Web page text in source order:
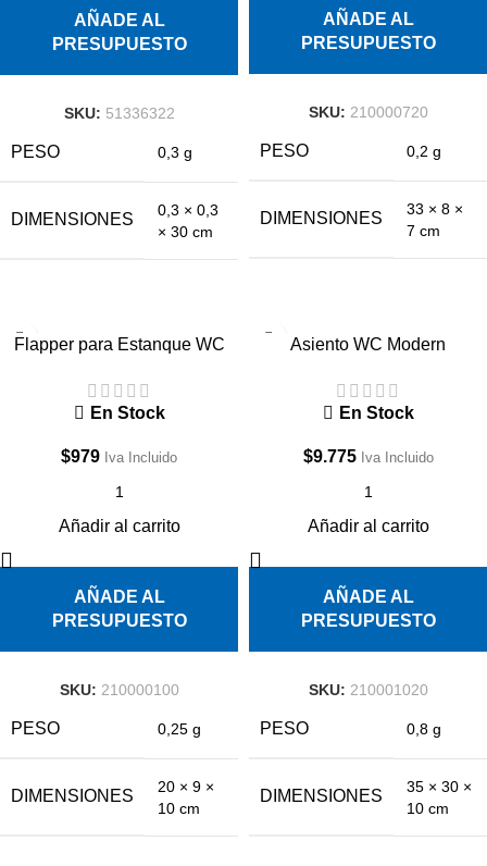
AÑADE AL
PRESUPUESTO
SKU: 51336322
PESO 0,3 g
DIMENSIONES
0,3 × 0,3
× 30 cm
AÑADE AL
PRESUPUESTO
SKU: 210000720
PESO 0,2 g
DIMENSIONES
33 × 8 ×
7 cm
Flapper para Estanque WC
En Stock
$979 Iva Incluido
Añadir al carrito
AÑADE AL
PRESUPUESTO
SKU: 210000100
PESO 0,25 g
DIMENSIONES
20 × 9 ×
10 cm
Asiento WC Modern
En Stock
$9.775 Iva Incluido
Añadir al carrito
AÑADE AL
PRESUPUESTO
SKU: 210001020
PESO 0,8 g
DIMENSIONES
35 × 30 ×
10 cm